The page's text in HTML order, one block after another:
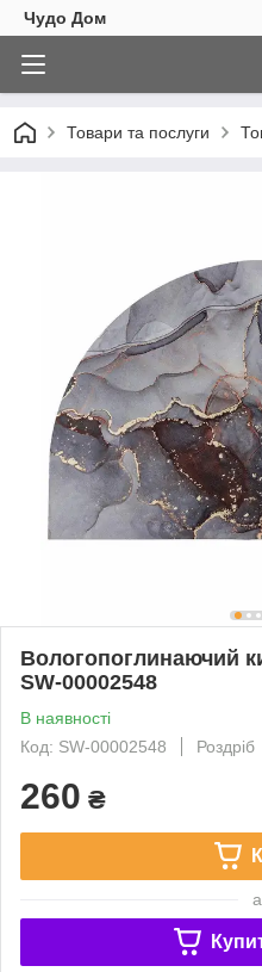
Чудо Дом
Товари та послуги
Вологопоглинаючий
SW-00002548
В наявності
Код: SW-00002548
Роздріб
260 ₴